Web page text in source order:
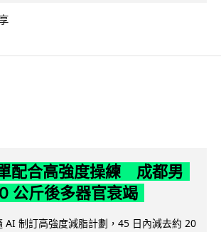
配合高強度操練 成都男
公斤後多器官衰竭
AI 制訂高強度減脂計劃，45 日內減去約 20